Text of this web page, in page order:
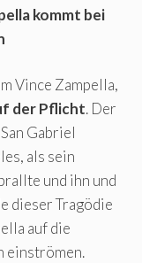
kommt bei
Vince Zampella,
der Pflicht. Der
Gabriel
als sein
und ihn und
dieser Tragödie
auf die
einströmen.